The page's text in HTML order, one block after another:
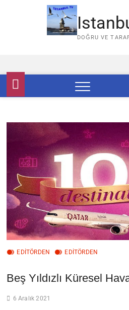
DOĞRU VE
EDITÖRDEN EDİTÖRDEN
Beş Yıldızlı Küresel
6 Aralık 2021